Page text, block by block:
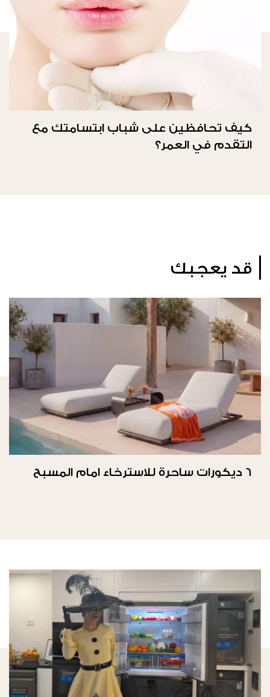
كيف تحافظين على شباب ابتسامتك مع
التقدم في العمر؟
قد يعجبك
6 ديكورات ساحرة للاسترخاء امام المسبح